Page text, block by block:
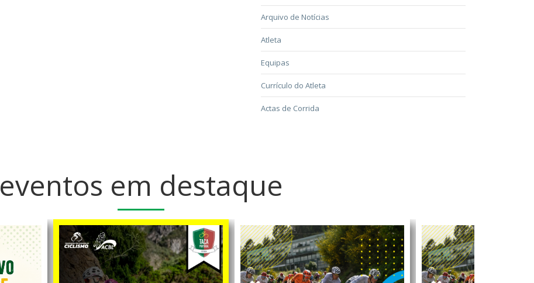
Arquivo de Notícias
Atleta
Equipas
Currículo do Atleta
Actas de Corrida
eventos em destaque